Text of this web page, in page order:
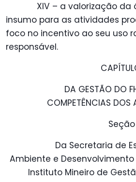
XIV – a valorização
insumo para as atividades
foco no incentivo ao seu uso
responsável.
DA GESTÃO DO
COMPETÊNCIAS DOS
Seção
Da Secretaria de
Ambiente e
Instituto Mineiro de